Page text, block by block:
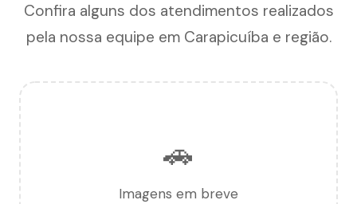
Confira alguns dos atendimentos realizados
pela nossa equipe em Carapicuíba e região.
🚗
Imagens em breve